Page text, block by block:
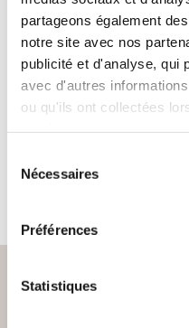
partageons également
notre site avec nos
publicité et d'analyse, qui
avec d'autres
ou qu'ils ont collectées
Nécessaires
Préférences
Statistiques
(1 avis)
JE M'APPELLE ADEL